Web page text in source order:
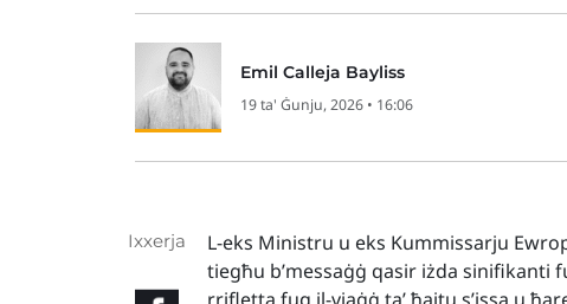
Emil Calleja Bayliss
19 ta' Ġunju, 2026 • 16:06
Ixxerja
L-eks Ministru u eks Kummissarju
tiegħu b’messaġġ qasir iżda sinifikanti